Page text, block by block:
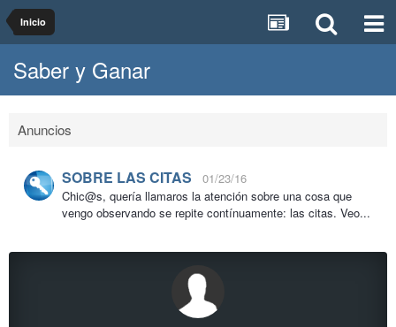
Inicio
Saber y Ganar
Anuncios
SOBRE LAS CITAS
01/23/16
Chic@s, quería llamaros la atención sobre una cosa que
vengo observando se repite contínuamente: las citas. Veo...